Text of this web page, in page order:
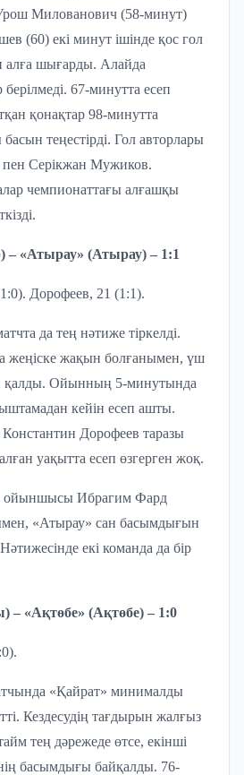
Милованович (58-минут)
(60) екі минут ішінде қос гол
алға шығарды. Алайда
67-минутта есеп
қонақтар 98-минутта
теңестірді. Гол авторлары
Серікжан Мужиков.
чемпионаттағы алғашқы
– «Атырау» (Атырау) – 1:1
. Дорофеев, 21 (1:1).
да тең нәтиже тіркелді.
жеңіске жақын болғанымен, үш
қалды. Ойынның 5-минутында
кейін есеп ашты.
Дорофеев таразы
уақытта есеп өзгерген жоқ.
ойыншысы Ибрагим Фард
«Атырау» сан басымдығын
екі команда да бір
– «Ақтөбе» (Ақтөбе) – 1:0
«Қайрат» минималды
Кездесудің тағдырын жалғыз
тең дәрежеде өтсе, екінші
басымдығы байқалды. 76-